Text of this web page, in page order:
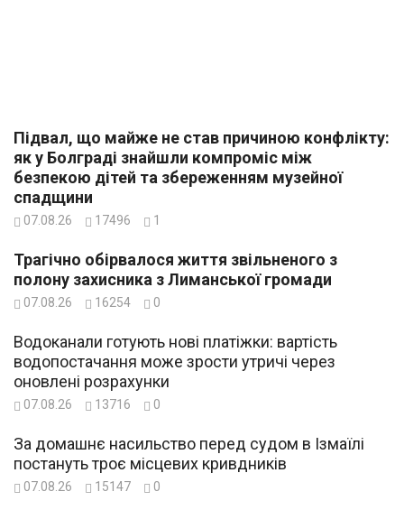
Підвал, що майже не став причиною конфлікту:
як у Болграді знайшли компроміс між
безпекою дітей та збереженням музейної
спадщини
07.08.26 17496 1
Трагічно обірвалося життя звільненого з
полону захисника з Лиманської громади
07.08.26 16254 0
Водоканали готують нові платіжки: вартість
водопостачання може зрости утричі через
оновлені розрахунки
07.08.26 13716 0
За домашнє насильство перед судом в Ізмаїлі
постануть троє місцевих кривдників
07.08.26 15147 0